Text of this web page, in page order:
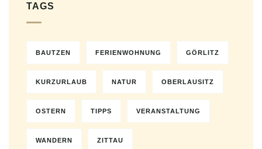
TAGS
BAUTZEN FERIENWOHNUNG GÖRLITZ
KURZURLAUB NATUR OBERLAUSITZ
OSTERN TIPPS VERANSTALTUNG
WANDERN ZITTAU